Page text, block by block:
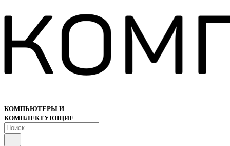
КОМПЬЮТЕРЫ И
КОМПЛЕКТУЮЩИЕ